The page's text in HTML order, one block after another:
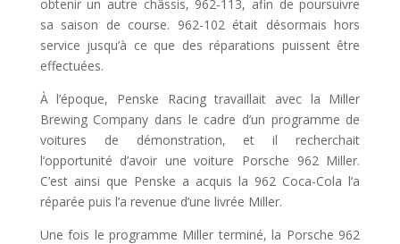
obtenir un autre châssis, 962-113, afin de poursuivre
sa saison de course. 962-102 était désormais hors
service jusqu’à ce que des réparations puissent être
effectuées.
À l’époque, Penske Racing travaillait avec la Miller
Brewing Company dans le cadre d’un programme de
voitures de démonstration, et il recherchait
l’opportunité d’avoir une voiture Porsche 962 Miller.
C’est ainsi que Penske a acquis la 962 Coca-Cola l’a
réparée puis l’a revenue d’une livrée Miller.
Une fois le programme Miller terminé, la Porsche 962